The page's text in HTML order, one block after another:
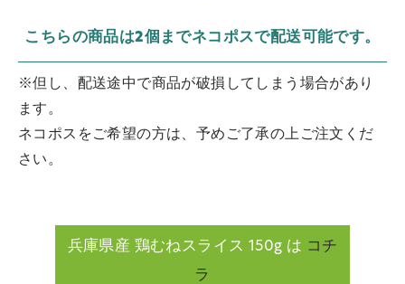
こちらの商品は2個までネコポスで配送可能です。
※但し、配送途中で商品が破損してしまう場合があり
ます。
ネコポスをご希望の方は、予めご了承の上ご注文くだ
さい。
兵庫県産 鶏むねスライス 150g は コチ
ラ